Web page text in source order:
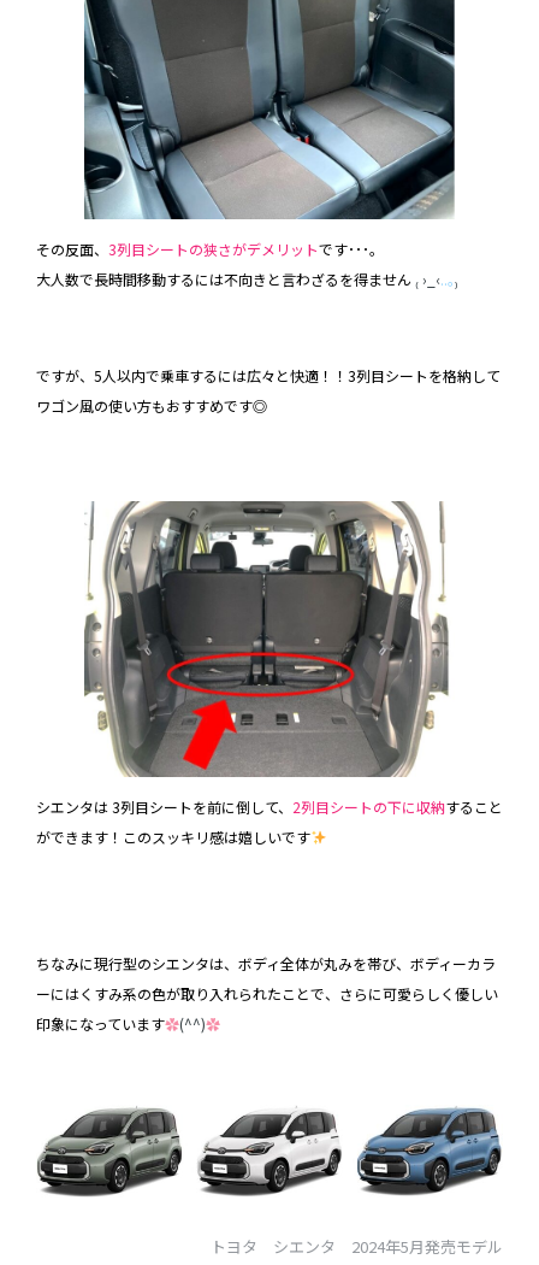
その反面、 3列目シートの狭さがデメリットです･･･。
大人数で長時間移動するには不向きと言わざるを得ません ₍ ›_‹..｡₎
ですが、5人以内で乗車するには広々と快適！！3列目シートを格納して
ワゴン風の使い方もおすすめです◎
シエンタは 3列目シートを前に倒して、 2列目シートの下に収納すること
ができます！このスッキリ感は嬉しいです
ちなみに現行型のシエンタは、ボディ全体が丸みを帯び、ボディーカラ
ーにはくすみ系の色が取り入れられたことで、さらに可愛らしく優しい
印象になっています✿(^^)✿
トヨタ シエンタ 2024年5月発売モデル